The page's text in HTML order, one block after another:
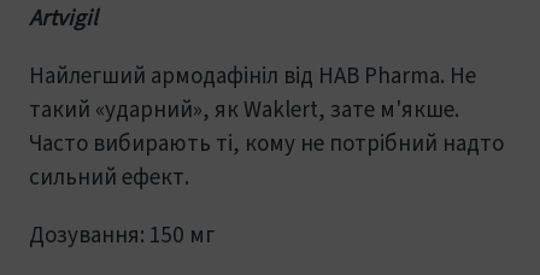
Artvigil
Найлегший армодафініл від HAB Pharma. Не
такий «ударний», як Waklert, зате м'якше.
Часто вибирають ті, кому не потрібний надто
сильний ефект.
Дозування: 150 мг